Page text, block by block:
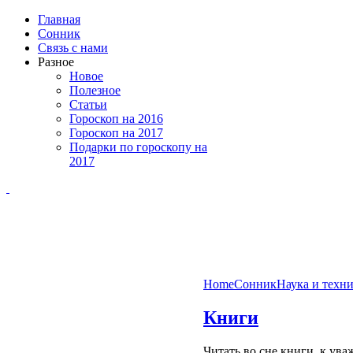
Главная
Сонник
Связь с нами
Разное
Новое
Полезное
Статьи
Гороскоп на 2016
Гороскоп на 2017
Подарки по гороскопу на
2017
HomeСонникНаука и
Книги